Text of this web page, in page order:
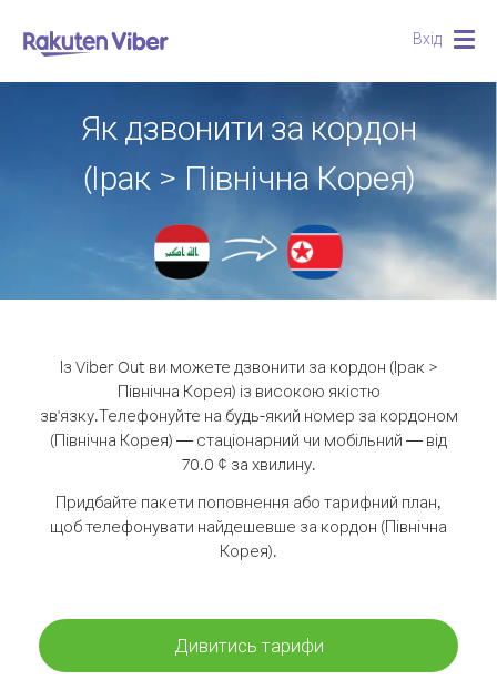
Вхід
Як дзвонити за кордон
(Ірак > Північна Корея)
Із Viber Out ви можете дзвонити за кордон (Ірак >
Північна Корея) із високою якістю
зв'язку.Телефонуйте на будь-який номер за кордоном
(Північна Корея) — стаціонарний чи мобільний — від
70.0 ¢ за хвилину.
Придбайте пакети поповнення або тарифний план,
щоб телефонувати найдешевше за кордон (Північна
Корея).
Дивитись тарифи